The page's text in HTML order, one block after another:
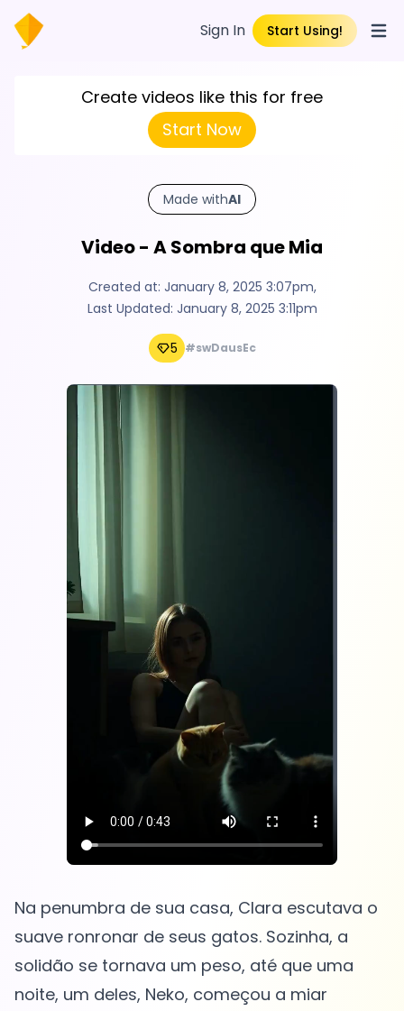
Sign In Start Using!
Create videos like this for free
Start Now
Made withAI
Video - A Sombra que Mia
Created at: January 8, 2025 3:07pm,
Last Updated: January 8, 2025 3:11pm
5 #swDausEc
Na penumbra de sua casa, Clara escutava o
suave ronronar de seus gatos. Sozinha, a
solidão se tornava um peso, até que uma
noite, um deles, Neko, começou a miar